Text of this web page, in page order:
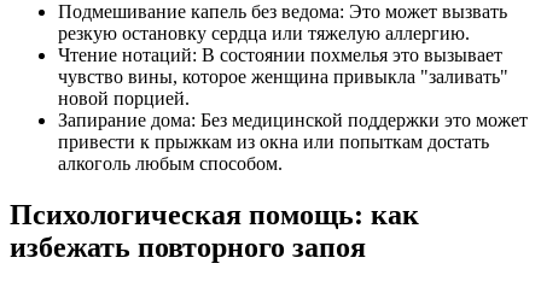
Подмешивание капель без ведома: Это может вызвать
резкую остановку сердца или тяжелую аллергию.
Чтение нотаций: В состоянии похмелья это вызывает
чувство вины, которое женщина привыкла "заливать"
новой порцией.
Запирание дома: Без медицинской поддержки это может
привести к прыжкам из окна или попыткам достать
алкоголь любым способом.
Психологическая помощь: как
избежать повторного запоя